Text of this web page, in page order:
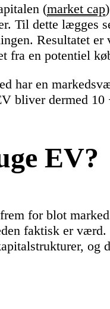
(market cap
Til dette lægges
Resultatet er
fra en potentiel
har en
bliver dermed
EV?
for blot
faktisk er
og